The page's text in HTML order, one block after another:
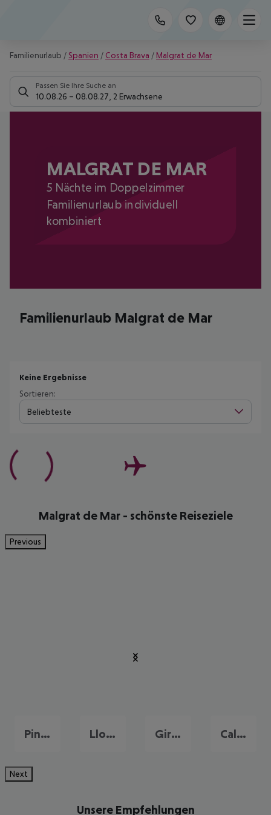
Familienurlaub / Spanien / Costa Brava / Malgrat de Mar
Passen Sie Ihre Suche an
10.08.26 – 08.08.27 2 Erwachsene
MALGRAT DE MAR
5 Nächte im Doppelzimmer
Familienurlaub individuell
kombiniert
Familienurlaub Malgrat de Mar
Keine Ergebnisse
Sortieren:
Beliebteste
Malgrat de Mar - schönste Reiseziele
Previous
Pineda de Mar Lloret de Mar Girona Calella
Next
Unsere Empfehlungen